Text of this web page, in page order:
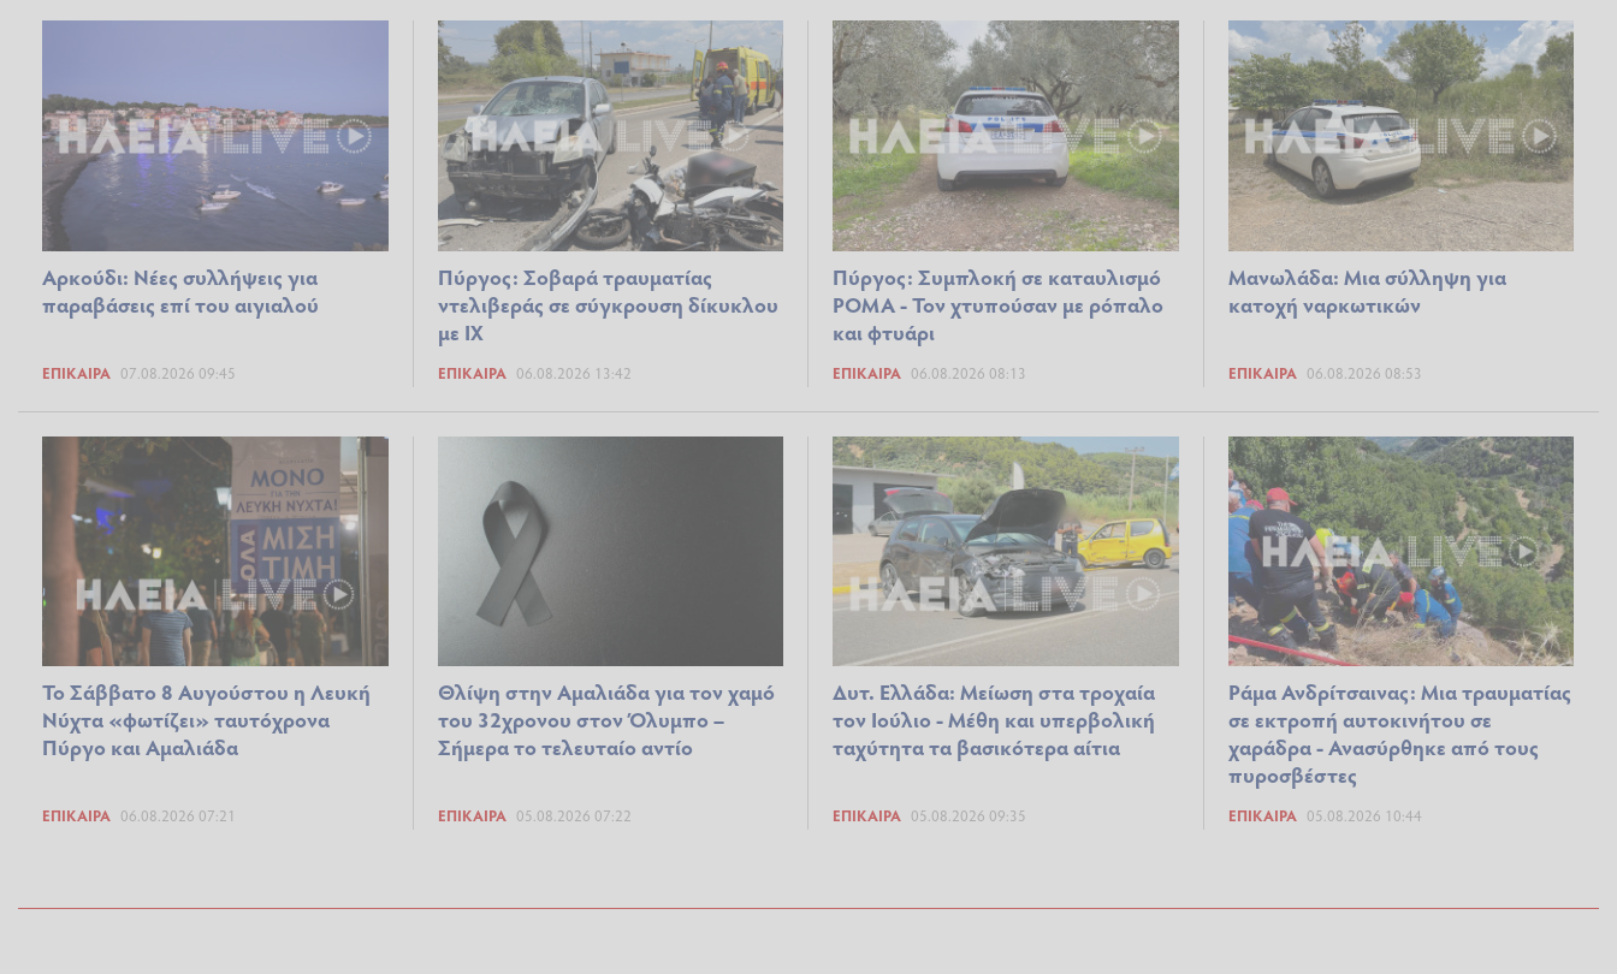
Αρκούδι: Νέες συλλήψεις για
παραβάσεις επί του αιγιαλού
ΕΠΊΚΑΙΡΑ 07.08.2026 09:45
Πύργος: Σοβαρά τραυματίας
ντελιβεράς σε σύγκρουση δίκυκλου
με ΙΧ
ΕΠΊΚΑΙΡΑ 06.08.2026 13:42
Πύργος: Συμπλοκή σε καταυλισμό
ΡΟΜΑ - Τον χτυπούσαν με ρόπαλο
και φτυάρι
ΕΠΊΚΑΙΡΑ 06.08.2026 08:13
Μανωλάδα: Μια σύλληψη για
κατοχή ναρκωτικών
ΕΠΊΚΑΙΡΑ 06.08.2026 08:53
Το Σάββατο 8 Αυγούστου η Λευκή
Νύχτα «φωτίζει» ταυτόχρονα
Πύργο και Αμαλιάδα
ΕΠΊΚΑΙΡΑ 06.08.2026 07:21
Θλίψη στην Αμαλιάδα για τον χαμό
του 32χρονου στον Όλυμπο –
Σήμερα το τελευταίο αντίο
ΕΠΊΚΑΙΡΑ 05.08.2026 07:22
Δυτ. Ελλάδα: Μείωση στα τροχαία
τον Ιούλιο - Μέθη και υπερβολική
ταχύτητα τα βασικότερα αίτια
ΕΠΊΚΑΙΡΑ 05.08.2026 09:35
Ράμα Ανδρίτσαινας: Μια τραυματίας
σε εκτροπή αυτοκινήτου σε
χαράδρα - Ανασύρθηκε από τους
πυροσβέστες
ΕΠΊΚΑΙΡΑ 05.08.2026 10:44